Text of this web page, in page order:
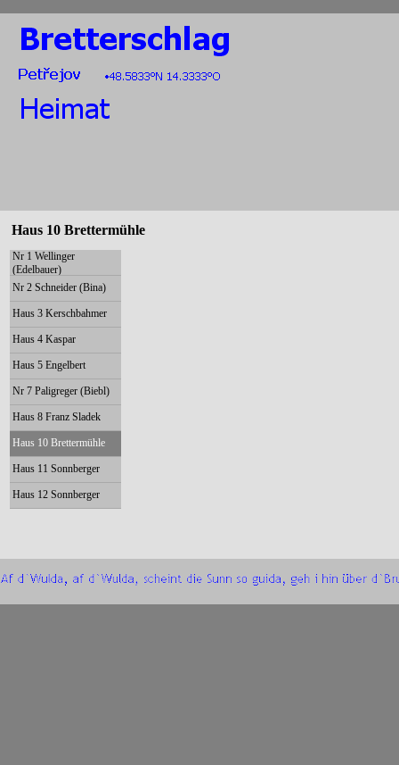
Haus 10 Brettermühle
Nr 1 Wellinger
(Edelbauer)
Nr 2 Schneider (Bina)
Haus 3 Kerschbahmer
Haus 4 Kaspar
Haus 5 Engelbert
Nr 7 Paligreger (Biebl)
Haus 8 Franz Sladek
Haus 10 Brettermühle
Haus 11 Sonnberger
Haus 12 Sonnberger